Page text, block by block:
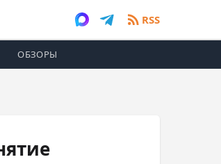
RSS
ОБЗОРЫ